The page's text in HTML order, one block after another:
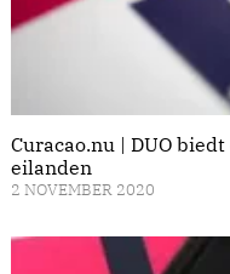
Curacao.nu | DUO
eilanden
2 NOVEMBER 2020